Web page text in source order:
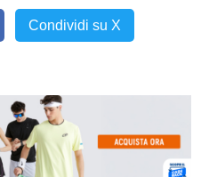
Condividi su X